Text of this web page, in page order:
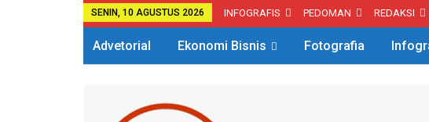
SENIN, 10 AGUSTUS 2026 INFOGRAFIS PEDOMAN REDAKSI
Advetorial Ekonomi Bisnis Fotografia